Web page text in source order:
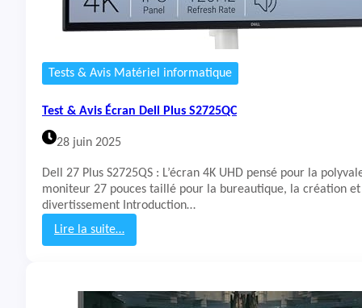
Tests & Avis Matériel informatique
Test & Avis Écran Dell Plus S2725QC
28 juin 2025
Dell 27 Plus S2725QS : L’écran 4K UHD pensé pour la
moniteur 27 pouces taillé pour la bureautique, la création
divertissement Introduction…
Lire la suite…
:
s